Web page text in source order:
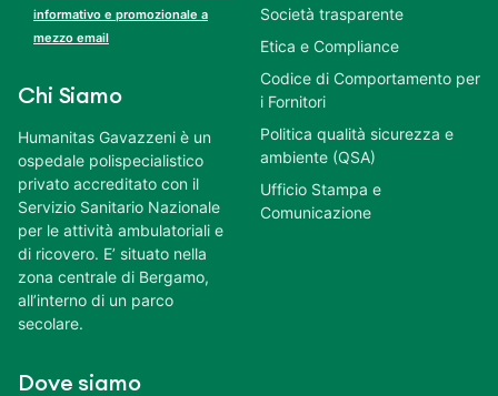
informativo e promozionale a
mezzo email
Chi Siamo
Humanitas Gavazzeni è un
ospedale polispecialistico
privato accreditato con il
Servizio Sanitario Nazionale
per le attività ambulatoriali e
di ricovero. E’ situato nella
zona centrale di Bergamo,
all’interno di un parco
secolare.
Dove siamo
Società trasparente
Etica e Compliance
Codice di Comportamento per
i Fornitori
Politica qualità sicurezza e
ambiente (QSA)
Ufficio Stampa e
Comunicazione